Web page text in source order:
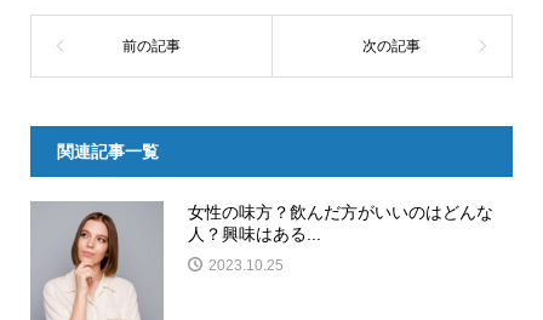
関連記事一覧
女性の味方？飲んだ方がいいのはどんな
人？興味はある...
2023.10.25